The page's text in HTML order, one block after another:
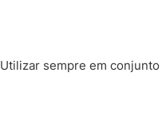
Utilizar sempre em conjunto